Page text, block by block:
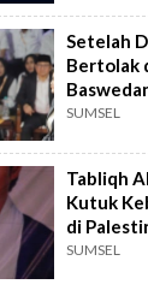
Setelah
Bertolak
SUMSEL
Tabliqh
Kutuk
di
SUMSEL